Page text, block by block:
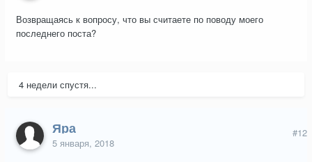
Возвращаясь к вопросу, что вы считаете по поводу моего
последнего поста?
4 недели спустя...
Яра
5 января, 2018
#12